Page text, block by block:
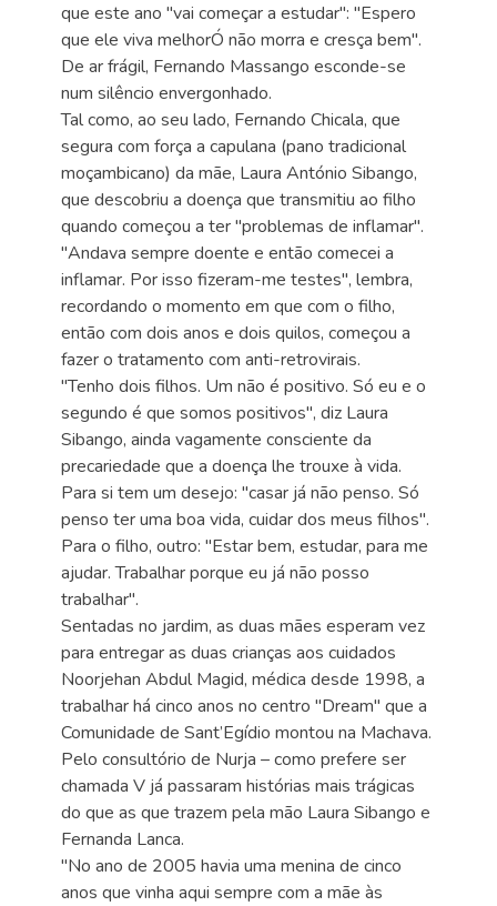
que este ano "vai começar a estudar": "Espero
que ele viva melhorÓ não morra e cresça bem".
De ar frágil, Fernando Massango esconde-se
num silêncio envergonhado.
Tal como, ao seu lado, Fernando Chicala, que
segura com força a capulana (pano tradicional
moçambicano) da mãe, Laura António Sibango,
que descobriu a doença que transmitiu ao filho
quando começou a ter "problemas de inflamar".
"Andava sempre doente e então comecei a
inflamar. Por isso fizeram-me testes", lembra,
recordando o momento em que com o filho,
então com dois anos e dois quilos, começou a
fazer o tratamento com anti-retrovirais.
"Tenho dois filhos. Um não é positivo. Só eu e o
segundo é que somos positivos", diz Laura
Sibango, ainda vagamente consciente da
precariedade que a doença lhe trouxe à vida.
Para si tem um desejo: "casar já não penso. Só
penso ter uma boa vida, cuidar dos meus filhos".
Para o filho, outro: "Estar bem, estudar, para me
ajudar. Trabalhar porque eu já não posso
trabalhar".
Sentadas no jardim, as duas mães esperam vez
para entregar as duas crianças aos cuidados
Noorjehan Abdul Magid, médica desde 1998, a
trabalhar há cinco anos no centro "Dream" que a
Comunidade de Sant’Egídio montou na Machava.
Pelo consultório de Nurja – como prefere ser
chamada V já passaram histórias mais trágicas
do que as que trazem pela mão Laura Sibango e
Fernanda Lanca.
"No ano de 2005 havia uma menina de cinco
anos que vinha aqui sempre com a mãe às